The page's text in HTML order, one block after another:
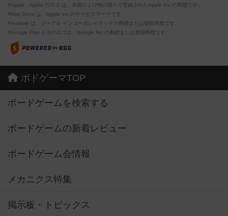
※Apple、Apple のロゴ は、米国および他の国々で登録されたApple Inc.の商標です。
※App Store は、Apple Inc.のサービスマークです。
※Android は、グーグル インコーポレイテッドの商標または登録商標です。
※Google Play とそのロゴは、Google Inc.の商標または登録商標です。
ボドゲーマTOP
ボードゲームを検索する
ボードゲームの新着レビュー
ボードゲーム会情報
メカニクス特集
掲示板・トピックス